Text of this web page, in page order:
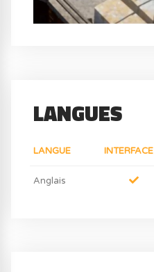
LANGUES
LANGUE INTERFACE
Anglais